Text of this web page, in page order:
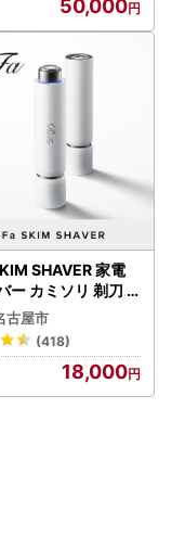
50,000
SHAVER 家電
ー カミソリ 剃刀
ー
古屋市
(418)
18,000